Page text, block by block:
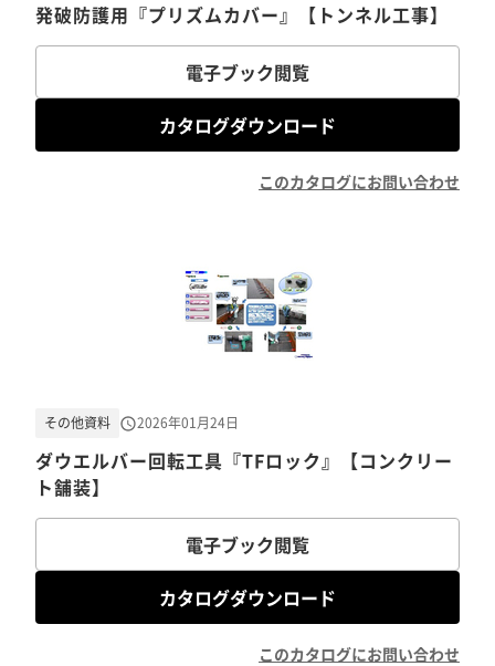
発破防護用『プリズムカバー』【トンネル工事】
電子ブック閲覧
カタログダウンロード
このカタログにお問い合わせ
ダウエルバー回転工具『TFロック』【コンクリー
ト舗装】
その他資料 2026年01月24日
電子ブック閲覧
カタログダウンロード
このカタログにお問い合わせ